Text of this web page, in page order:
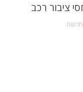
חדשות